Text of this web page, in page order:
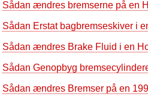
Sådan ændres bremserne på en
Sådan Erstat bagbremseskiver i
Sådan ændres Brake Fluid i en
Sådan Genopbyg
Sådan ændres Bremser på en